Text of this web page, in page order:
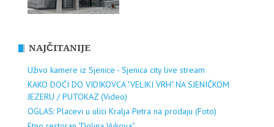
NAJČITANIJE
Uživo kamere iz Sjenice - Sjenica city live stream
KAKO DOĆI DO VIDIKOVCA "VELIKI VRH" NA SJENIČKOM
JEZERU / PUTOKAZ (Video)
OGLAS: Placevi u ulici Kralja Petra na prodaju (Foto)